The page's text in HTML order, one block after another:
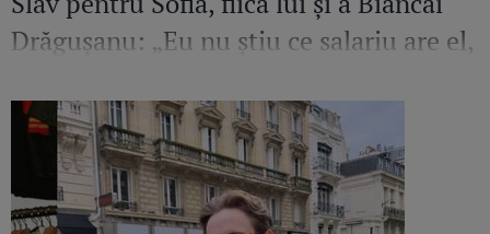
Drăgușanu: „Eu nu știu ce salariu are el,
pentru copilul lui”